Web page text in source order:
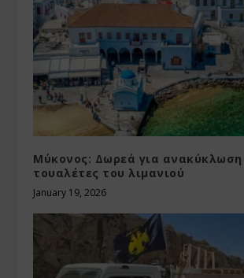
Μύκονος: Δωρεά για ανακύκλωση
τουαλέτες του λιμανιού
January 19, 2026